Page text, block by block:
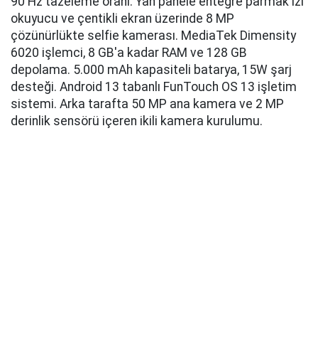
okuyucu ve çentikli ekran üzerinde 8 MP
çözünürlükte selfie kamerası. MediaTek Dimensity
6020 işlemci, 8 GB'a kadar RAM ve 128 GB
depolama. 5.000 mAh kapasiteli batarya, 15W şarj
desteği. Android 13 tabanlı FunTouch OS 13 işletim
sistemi. Arka tarafta 50 MP ana kamera ve 2 MP
derinlik sensörü içeren ikili kamera kurulumu.